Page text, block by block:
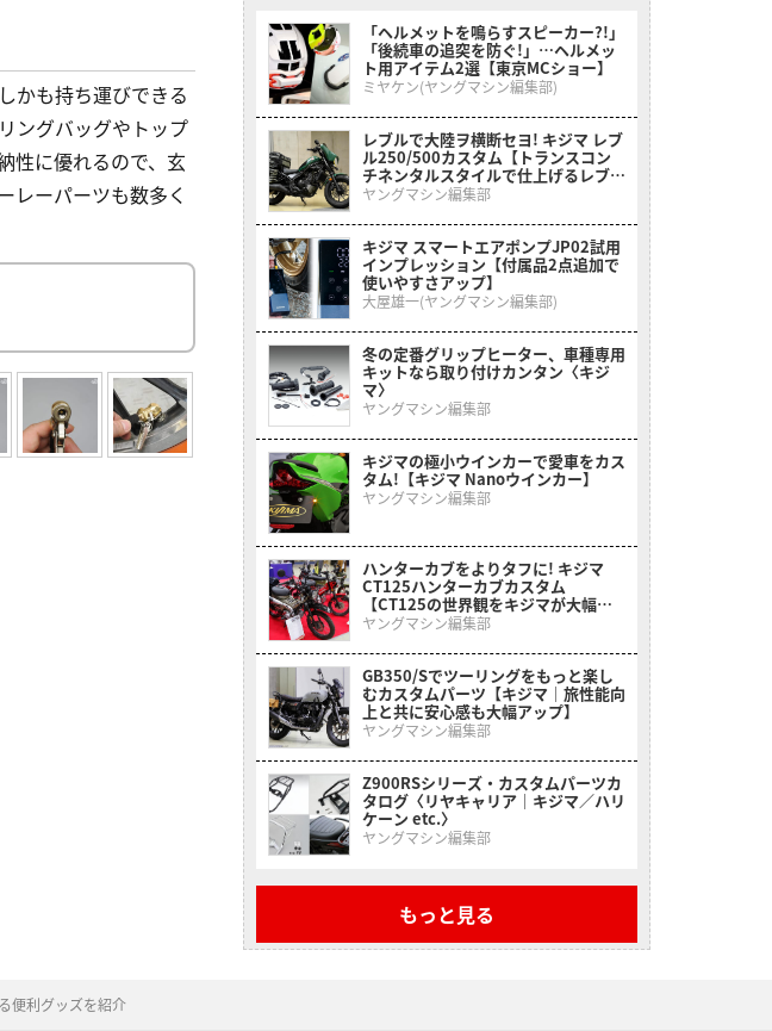
かも持ち運びできる
ングバッグやトップ
性に優れるので、玄
レーパーツも数多く
「ヘルメットを鳴らすスピーカー?!」
「後続車の追突を防ぐ!」…ヘルメッ
ト用アイテム2選【東京MCショー】
ミヤケン(ヤングマシン編集部)
レブルで大陸ヲ横断セヨ! キジマ レブ
ル250/500カスタム【トランスコン
チネンタルスタイルで仕上げるレブル
シリーズ】
ヤングマシン編集部
キジマ スマートエアポンプJP02試用
インプレッション【付属品2点追加で
使いやすさアップ】
大屋雄一(ヤングマシン編集部)
冬の定番グリップヒーター、車種専用
キットなら取り付けカンタン〈キジ
マ〉
ヤングマシン編集部
キジマの極小ウインカーで愛車をカス
タム!【キジマ Nanoウインカー】
ヤングマシン編集部
ハンターカブをよりタフに! キジマ
CT125ハンターカブカスタム
【CT125の世界観をキジマが大幅に
スケールアップ】
ヤングマシン編集部
GB350/Sでツーリングをもっと楽し
むカスタムパーツ【キジマ｜旅性能向
上と共に安心感も大幅アップ】
ヤングマシン編集部
Z900RSシリーズ・カスタムパーツカ
タログ〈リヤキャリア｜キジマ／ハリ
ケーン etc.〉
ヤングマシン編集部
もっと見る
便利グッズを紹介